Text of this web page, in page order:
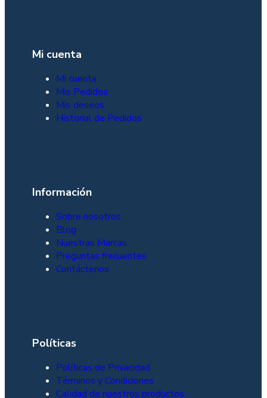
Mi cuenta
Mi cuenta
Mis Pedidos
Mis deseos
Historial de Pedidos
Información
Sobre nosotros
Blog
Nuestras Marcas
Preguntas frecuentes
Contáctenos
Políticas
Políticas de Privacidad
Términos y Condiciones
Calidad de nuestros productos